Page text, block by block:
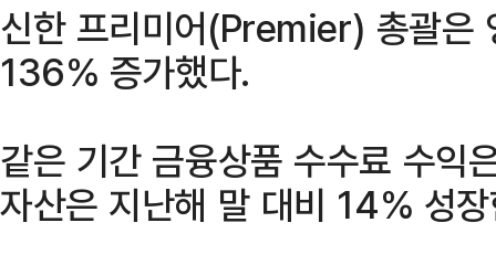
신한 프리미어(Premier) 총괄은
136% 증가했다.
같은 기간 금융상품 수수료 수익
자산은 지난해 말 대비 14% 성